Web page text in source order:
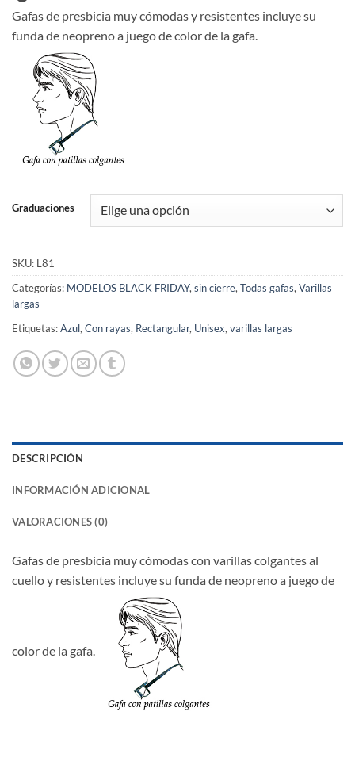
Gafas de presbicia muy cómodas y resistentes incluye su
funda de neopreno a juego de color de la gafa.
Graduaciones
SKU: L81
Categorías: MODELOS BLACK FRIDAY,sin cierre,Todas gafas,Varillas
largas
Etiquetas:Azul,Con rayas, Rectangular, Unisex,varillas largas
DESCRIPCIÓN
INFORMACIÓN ADICIONAL
VALORACIONES (0)
Gafas de presbicia muy cómodas con varillas colgantes al
cuello y resistentes incluye su funda de neopreno a juego de
color de la gafa.